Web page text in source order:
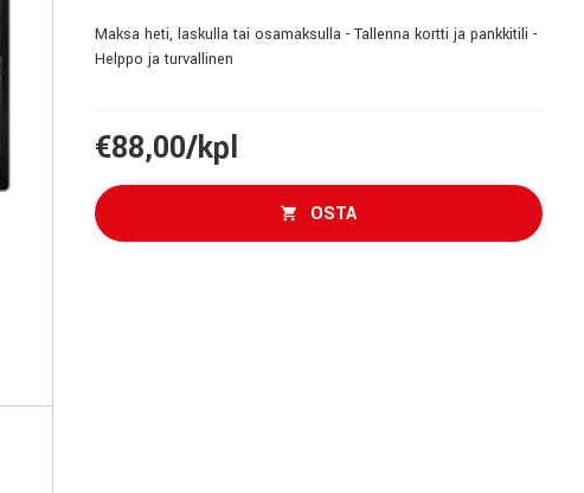
Maksa heti, laskulla tai osamaksulla - Tallenna kortti ja pankkitili -
Helppo ja turvallinen
€88,00/kpl
OSTA